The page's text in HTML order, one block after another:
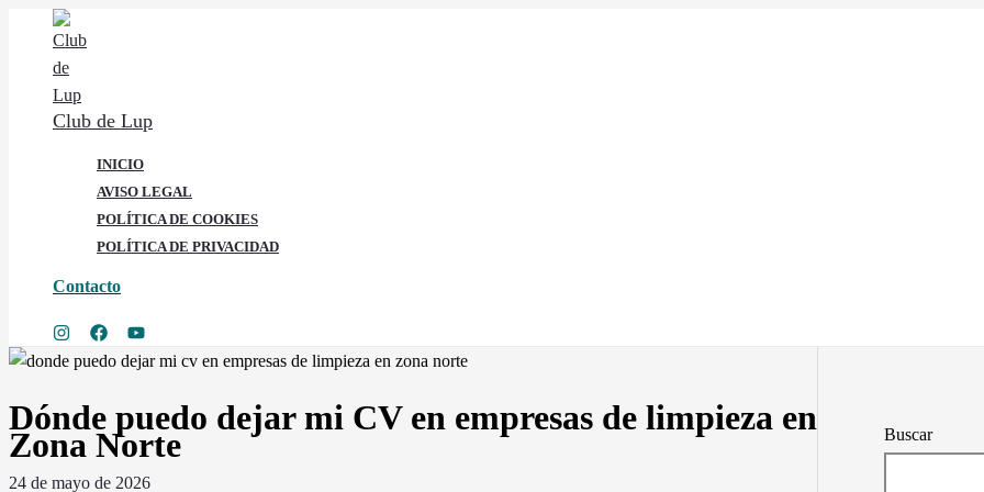
contenido
Club de Lup
INICIO
AVISO LEGAL
POLÍTICA DE COOKIES
POLÍTICA DE PRIVACIDAD
Contacto
Dónde puedo dejar mi CV en empresas de limpieza en
Zona Norte
24 de mayo de 2026
Buscar